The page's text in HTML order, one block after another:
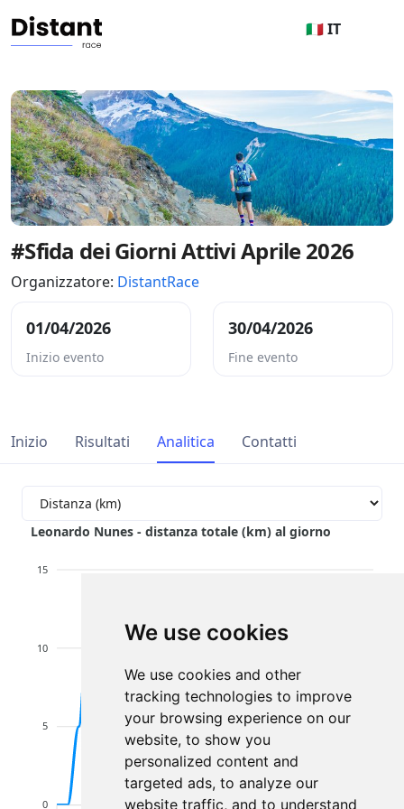
We use cookies
We use cookies and other
tracking technologies to improve
your browsing experience on our
website, to show you
personalized content and
targeted ads, to analyze our
website traffic, and to understand
🇮🇹 IT
#Sfida dei Giorni Attivi Aprile 2026
Organizzatore: DistantRace
01/04/2026
Inizio evento
30/04/2026
Fine evento
Inizio Risultati Analitica Contatti
Leonardo Nunes - distanza totale (km) al giorno
15
10
5
0